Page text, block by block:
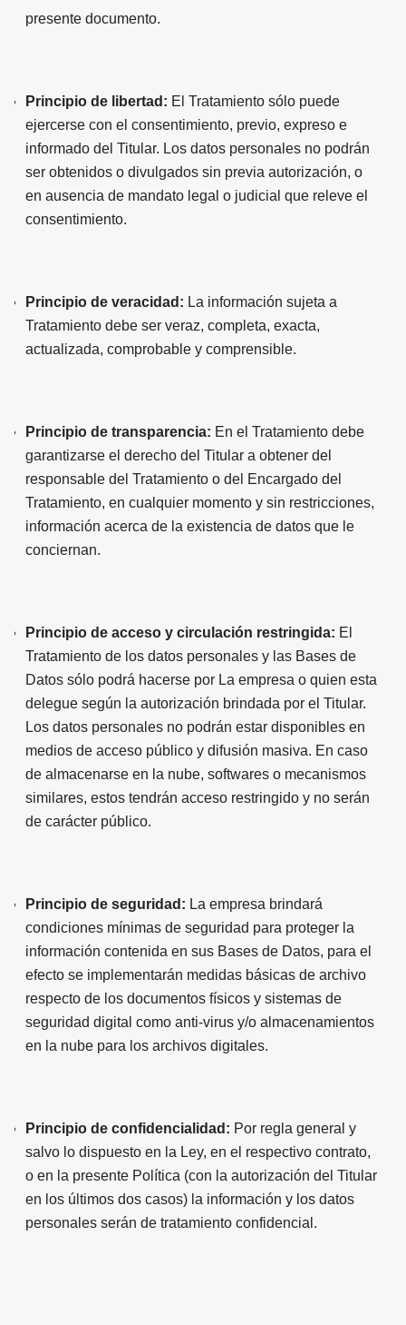
presente documento.
Principio de libertad: El Tratamiento sólo puede
ejercerse con el consentimiento, previo, expreso e
informado del Titular. Los datos personales no podrán
ser obtenidos o divulgados sin previa autorización, o
en ausencia de mandato legal o judicial que releve el
consentimiento.
Principio de veracidad: La información sujeta a
Tratamiento debe ser veraz, completa, exacta,
actualizada, comprobable y comprensible.
Principio de transparencia: En el Tratamiento debe
garantizarse el derecho del Titular a obtener del
responsable del Tratamiento o del Encargado del
Tratamiento, en cualquier momento y sin restricciones,
información acerca de la existencia de datos que le
conciernan.
Principio de acceso y circulación restringida: El
Tratamiento de los datos personales y las Bases de
Datos sólo podrá hacerse por La empresa o quien esta
delegue según la autorización brindada por el Titular.
Los datos personales no podrán estar disponibles en
medios de acceso público y difusión masiva. En caso
de almacenarse en la nube, softwares o mecanismos
similares, estos tendrán acceso restringido y no serán
de carácter público.
Principio de seguridad: La empresa brindará
condiciones mínimas de seguridad para proteger la
información contenida en sus Bases de Datos, para el
efecto se implementarán medidas básicas de archivo
respecto de los documentos físicos y sistemas de
seguridad digital como anti-virus y/o almacenamientos
en la nube para los archivos digitales.
Principio de confidencialidad: Por regla general y
salvo lo dispuesto en la Ley, en el respectivo contrato,
o en la presente Política (con la autorización del Titular
en los últimos dos casos) la información y los datos
personales serán de tratamiento confidencial.